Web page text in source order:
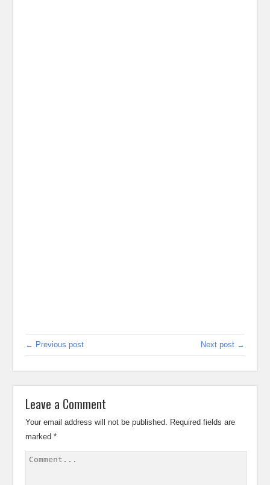
← Previous post Next post →
Leave a Comment
Your email address will not be published. Required fields are
marked*